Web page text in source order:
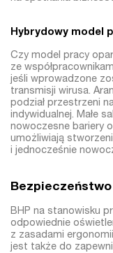
Hybrydowy model
Czy model pracy
ze
jeśli wprowadzone
transmisji wirusa.
podział przestrzeni
indywidualnej. Małe
nowoczesne bariery
umożliwiają
i jednocześnie
BHP na stanowisku
odpowiednie
z zasadami
jest także do